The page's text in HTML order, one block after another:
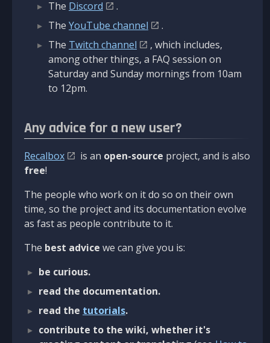
The Discord
.
The YouTube channel
.
The Twitch channel
, which includes,
among other things, a FAQ session on
Saturday and Sunday mornings from 10am
to 12pm.
Any advice for a new user?
Recalbox is an open-source project, and is also
free!
The people who work on it do so on their own
time, so the project and its documentation evolve
as fast as people contribute to it.
The best advice we can give you is:
be curious.
read the documentation.
read the tutorials.
contribute to the wiki, whether it's